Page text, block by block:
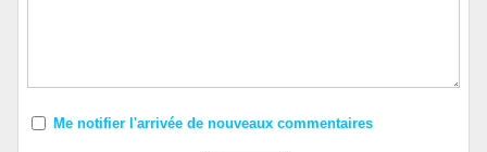
Me notifier l'arrivée de nouveaux commentaires